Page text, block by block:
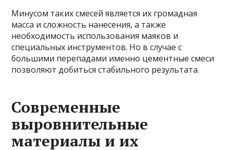
Минусом таких смесей является их громадная
масса и сложность нанесения, а также
необходимость использования маяков и
специальных инструментов. Но в случае с
большими перепадами именно цементные смеси
позволяют добиться стабильного результата.
Современные
выровнительные
материалы и их